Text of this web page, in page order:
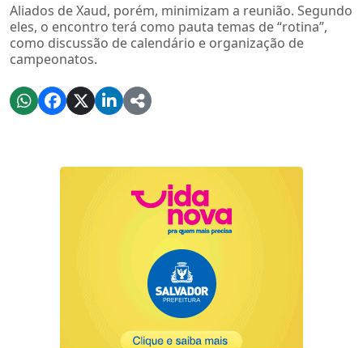
Aliados de Xaud, porém, minimizam a reunião. Segundo
eles, o encontro terá como pauta temas de “rotina”,
como discussão de calendário e organização de
campeonatos.